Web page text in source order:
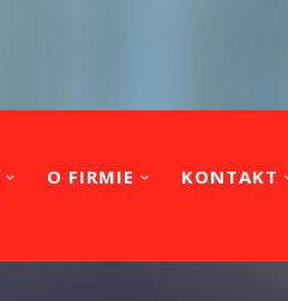
O FIRMIE KONTAKT